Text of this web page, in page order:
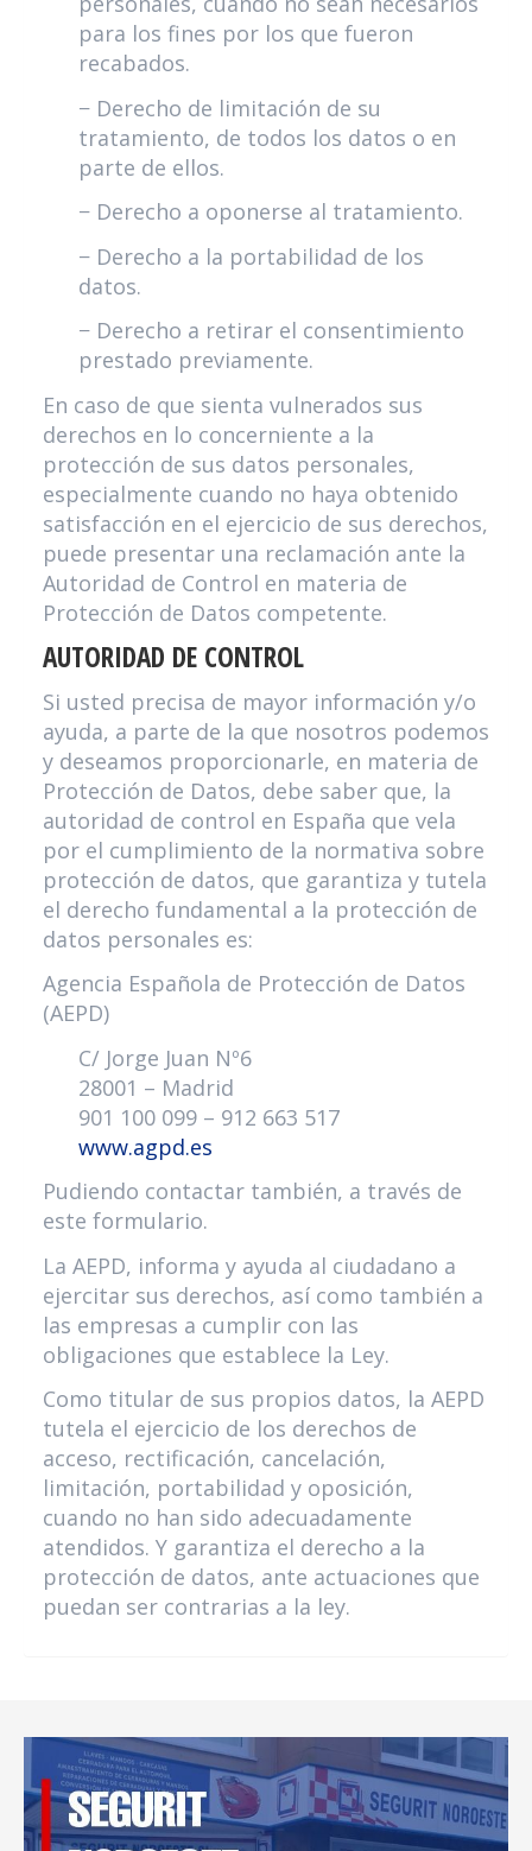
para los fines por los que fueron
recabados.
− Derecho de limitación de su
tratamiento, de todos los datos o en
parte de ellos.
− Derecho a oponerse al tratamiento.
− Derecho a la portabilidad de los
datos.
− Derecho a retirar el consentimiento
prestado previamente.
En caso de que sienta vulnerados sus
derechos en lo concerniente a la
protección de sus datos personales,
especialmente cuando no haya obtenido
satisfacción en el ejercicio de sus derechos,
puede presentar una reclamación ante la
Autoridad de Control en materia de
Protección de Datos competente.
AUTORIDAD DE CONTROL
Si usted precisa de mayor información y/o
ayuda, a parte de la que nosotros podemos
y deseamos proporcionarle, en materia de
Protección de Datos, debe saber que, la
autoridad de control en España que vela
por el cumplimiento de la normativa sobre
protección de datos, que garantiza y tutela
el derecho fundamental a la protección de
datos personales es:
Agencia Española de Protección de Datos
(AEPD)
C/ Jorge Juan Nº6
28001 – Madrid
901 100 099 – 912 663 517
www.agpd.es
Pudiendo contactar también, a través de
este formulario.
La AEPD, informa y ayuda al ciudadano a
ejercitar sus derechos, así como también a
las empresas a cumplir con las
obligaciones que establece la Ley.
Como titular de sus propios datos, la AEPD
tutela el ejercicio de los derechos de
acceso, rectificación, cancelación,
limitación, portabilidad y oposición,
cuando no han sido adecuadamente
atendidos. Y garantiza el derecho a la
protección de datos, ante actuaciones que
puedan ser contrarias a la ley.